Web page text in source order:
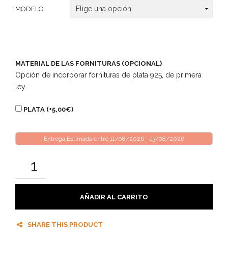
MODELO
MATERIAL DE LAS FORNITURAS (OPCIONAL)
Opción de incorporar fornituras de plata 925, de primera
ley.
PLATA (+5,00€)
Entrega Estimada entre 11/08/2026 - 13/08/2026
AÑADIR AL CARRITO
SHARE THIS PRODUCT